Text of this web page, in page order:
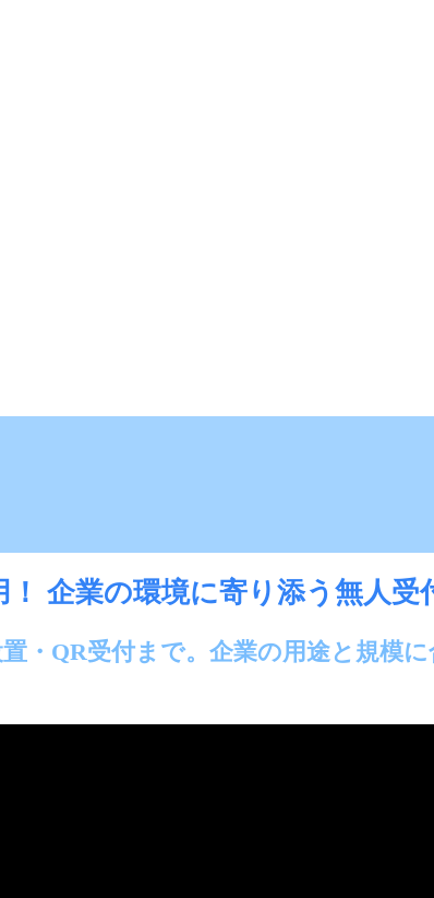
企業の環境に寄り添う無人受
・QR受付まで。企業の用途と規模